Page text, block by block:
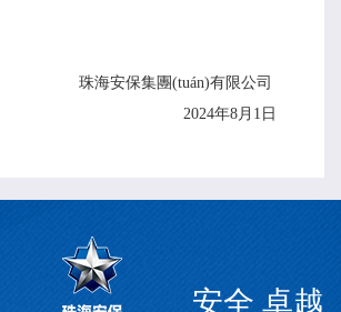
珠海安保集團(tuán)有限公司
2024年8 月 1 日
安全 卓越